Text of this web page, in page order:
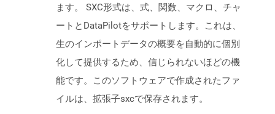
ます。 SXC形式は、式、関数、マクロ、チャ
ートとDataPilotをサポートします。これは、
生のインポートデータの概要を自動的に個別
化して提供するため、信じられないほどの機
能です。このソフトウェアで作成されたファ
イルは、拡張子sxcで保存されます。